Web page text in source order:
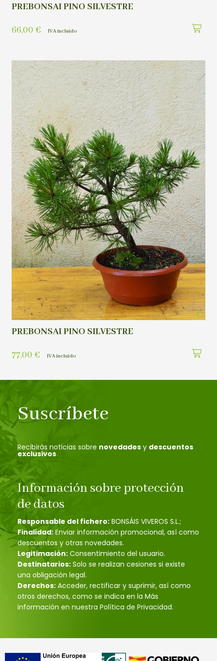
PREBONSAI PINO SILVESTRE
66,00 € IVA incluído
PREBONSAI PINO SILVESTRE
77,00 € IVA incluído
Suscríbete
Recibirás noticias sobre novedades y descuentos
exclusivos
Información sobre protección
de datos
Responsable del fichero: BONSÁIS VIVEROS S.L.;
Finalidad: Enviar información promocional, así como
descuentos y otras novedades.
Legitimación: Consentimiento del usuario.
Destinatarios: Solo se realizan cesiones si existe
una obligación legal.
Derechos: Acceder, rectificar y suprimir, así como
otros derechos, como se indica en la Más
información en nuestra Política de Privacidad.